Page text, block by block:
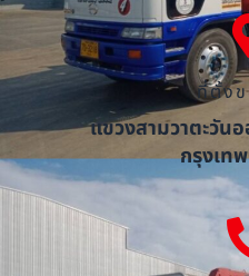
ที่ตั้งข
แขวงสามวาตะวัน
กรุงเท